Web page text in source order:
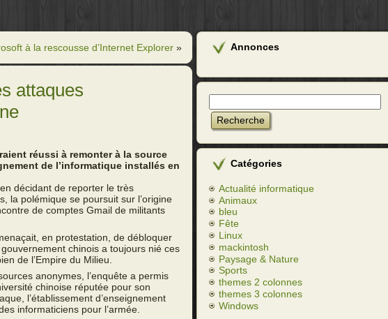
à la rescousse d’Internet Explorer »
attaques
réussi à remonter à la source
de l’informatique installés en
décidant de reporter le très
la polémique se poursuit sur l’origine
de comptes Gmail de militants
en protestation, de débloquer
chinois a toujours nié ces
de l’Empire du Milieu.
anonymes, l’enquête a permis
chinoise réputée pour son
l’établissement d’enseignement
informaticiens pour l’armée.
Annonces
Catégories
Actualité informatique
Animaux
bleu
Fête
Linux
mackintosh
Paysage & Nature
Sports
themes 2 colonnes
themes 3 colonnes
Windows